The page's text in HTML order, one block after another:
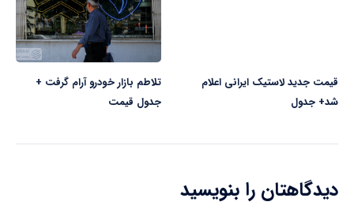
قیمت جدید لاستیک ایرانی اعلام
شد+ جدول
تلاطم بازار خودرو آرام گرفت +
جدول قیمت
دیدگاهتان را بنویسید